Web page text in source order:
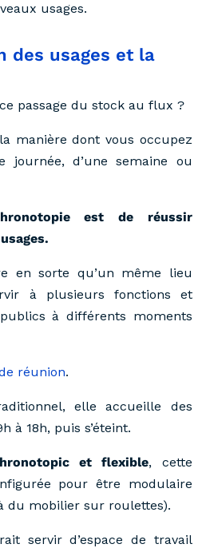
usages.
des usages et la
passage du stock au flux ?
manière dont vous occupez
journée, d’une semaine ou
est de réussir
en sorte qu’un même lieu
à plusieurs fonctions et
à différents moments
réunion.
elle accueille des
à 18h, puis s’éteint.
et flexible, cette
pour être modulaire
du mobilier sur roulettes).
servir d’espace de travail